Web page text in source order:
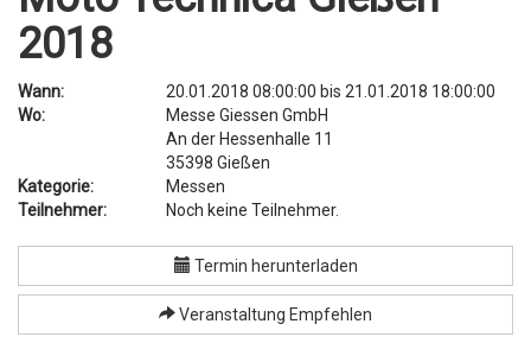
2018
Wann: 20.01.2018 08:00:00 bis21.01.2018 18:00:00
Wo:
Messe Giessen GmbH
An der Hessenhalle 11
35398Gießen
Kategorie:
Messen
Teilnehmer:
Noch keine Teilnehmer.
Termin herunterladen
Veranstaltung Empfehlen